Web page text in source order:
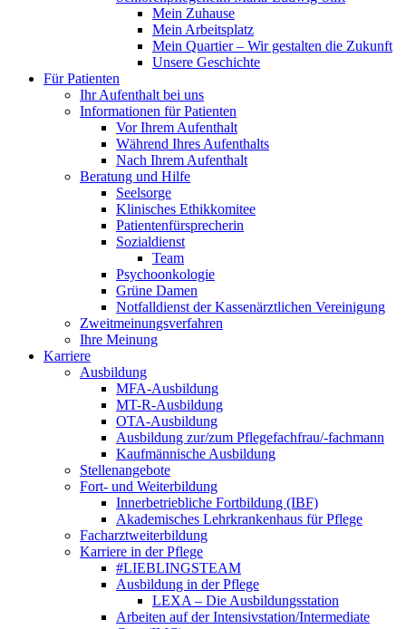
Mein Zuhause
Mein Arbeitsplatz
Mein Quartier – Wir gestalten die Zukunft
Unsere Geschichte
Für Patienten
Ihr Aufenthalt bei uns
Informationen für Patienten
Vor Ihrem Aufenthalt
Während Ihres Aufenthalts
Nach Ihrem Aufenthalt
Beratung und Hilfe
Seelsorge
Klinisches Ethikkomitee
Patientenfürsprecherin
Sozialdienst
Team
Psychoonkologie
Grüne Damen
Notfalldienst der Kassenärztlichen Vereinigung
Zweitmeinungsverfahren
Ihre Meinung
Karriere
Ausbildung
MFA-Ausbildung
MT-R-Ausbildung
OTA-Ausbildung
Ausbildung zur/zum Pflegefachfrau/-fachmann
Kaufmännische Ausbildung
Stellenangebote
Fort- und Weiterbildung
Innerbetriebliche Fortbildung (IBF)
Akademisches Lehrkrankenhaus für Pflege
Facharztweiterbildung
Karriere in der Pflege
#LIEBLINGSTEAM
Ausbildung in der Pflege
LEXA – Die Ausbildungsstation
Arbeiten auf der Intensivstation/Intermediate